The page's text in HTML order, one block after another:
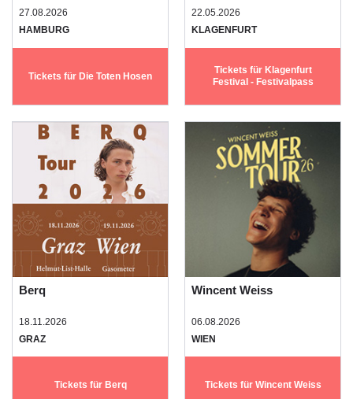
27.08.2026
HAMBURG
Tickets für Die Toten Hosen
22.05.2026
KLAGENFURT
Tickets für Klagenfurt
Festival - Festivalpass
Berq
18.11.2026
GRAZ
Tickets für Berq
Wincent Weiss
06.08.2026
WIEN
Tickets für Wincent Weiss